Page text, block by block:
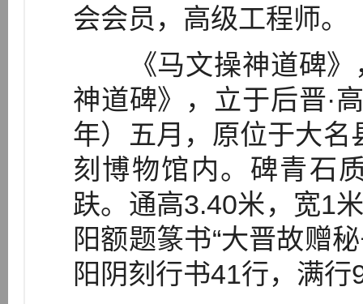
会会员，高级工程师。
《马文操神道碑》
神道碑》，立于后晋·
年）五月，原位于大名
刻博物馆内。碑青石
趺。通高3.40米，宽1
阳额题篆书“大晋故赠
阳阴刻行书41行，满